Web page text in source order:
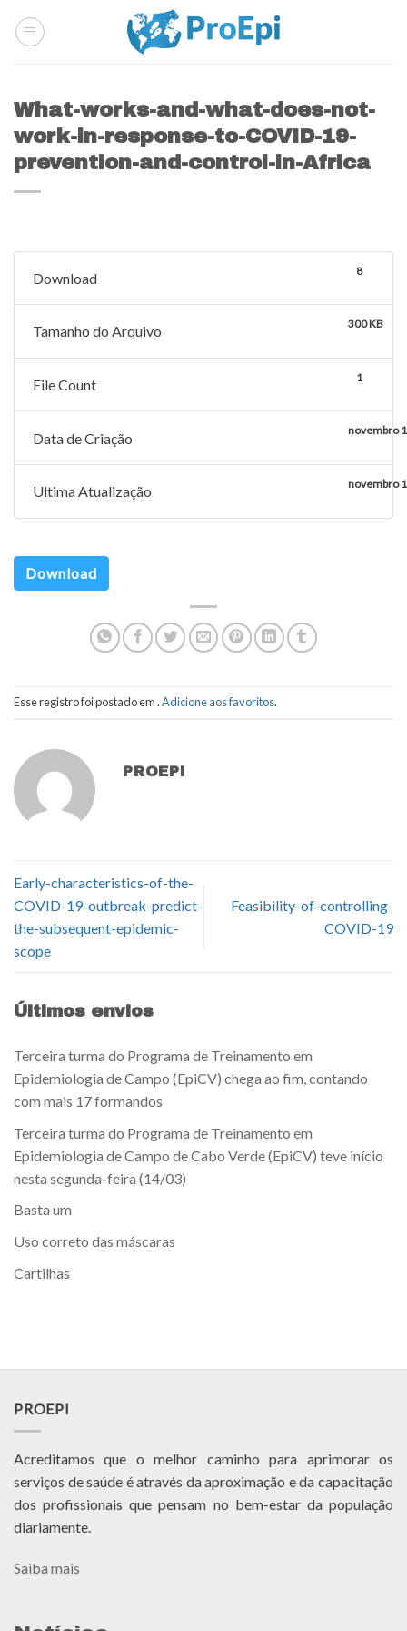
What-works-and-what-does-not-
work-in-response-to-COVID-19-
prevention-and-control-in-Africa
Download 8
Tamanho do Arquivo 300 KB
File Count 1
Data de Criação novembro
Ultima Atualização novembro
Download
Esse registro foi postado em .Adicione aos favoritos.
PROEPI
Early-characteristics-of-the-
COVID-19-outbreak-predict-
the-subsequent-epidemic-
scope
Feasibility-of-controlling-
COVID-19
Últimos envios
Terceira turma do Programa de Treinamento em
Epidemiologia de Campo (EpiCV) chega ao fim, contando
com mais 17 formandos
Terceira turma do Programa de Treinamento em
Epidemiologia de Campo de Cabo Verde (EpiCV) teve início
nesta segunda-feira (14/03)
Basta um
Uso correto das máscaras
Cartilhas
PROEPI
Acreditamos que o melhor caminho para aprimorar os
serviços de saúde é através da aproximação e da capacitação
dos profissionais que pensam no bem-estar da população
diariamente.
Saiba mais